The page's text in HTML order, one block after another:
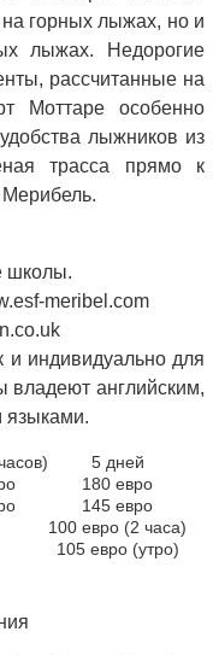
на горных лыжах, но и
лыжах. Недорогие
рассчитанные на
Моттаре особенно
лыжников из
трасса прямо к
школы.
meribel.com
и индивидуально для
владеют английским,
языками.
5 дней
180 евро
145 евро
100 евро (2 часа)
105 евро (утро)